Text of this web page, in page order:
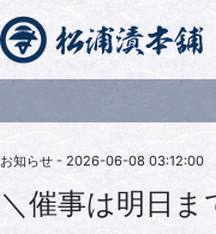
お知らせ - 2026-06-08 03:12:00
＼催事は明日ま